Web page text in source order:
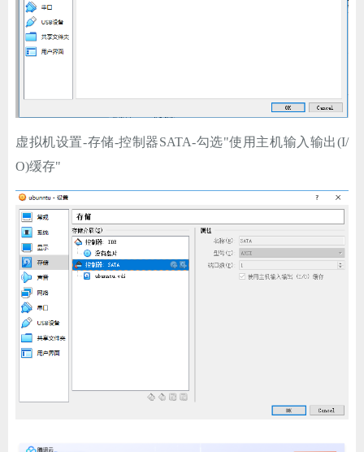
登录
虚拟机设置-存储-控制器SATA-勾选"使用主机输入输出(I/
O)缓存"